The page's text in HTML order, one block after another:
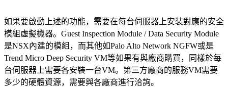
如果要啟動上述的功能，需要在每台伺服器上安裝對應的安全
模組虛擬機器。Guest Inspection Module / Data Security Module
是NSX內建的模組，而其他如Palo Alto Network NGFW或是
Trend Micro Deep Security VM等如果有與廠商購買，同樣於每
台伺服器上需要各安裝一台VM。第三方廠商的服務VM需要
多少的硬體資源，需要與各廠商進行洽詢。